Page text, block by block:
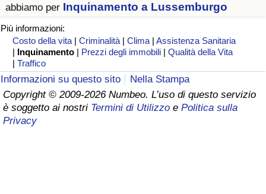
abbiamo per Inquinamento a Lussemburgo
Più informazioni:
Costo della vita |Criminalità |Clima |Assistenza Sanitaria
| Inquinamento | Prezzi degli immobili |Qualità della Vita
|Traffico
Informazioni su questo sito
Nella Stampa
Copyright © 2009-2026 Numbeo. L’uso di questo servizio
è soggetto ai nostri Termini di Utilizzo e Politica sulla
Privacy
Indice del Costo della Vita per Nazione
ad Aqaba
Indice del Prezzo delle Case per Nazione
Indice della qualità della vita per Paese
Criminalità
Indice del Tasso di Criminalità (Corrente)
Indice della Criminalità